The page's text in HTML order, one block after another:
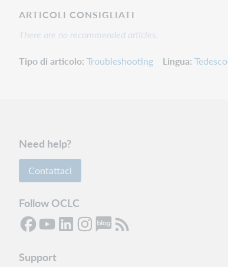
ARTICOLI CONSIGLIATI
There are no recommended articles.
Tipo di articolo Troubleshooting Lingua Tedesco
Need help?
Contattaci
Follow OCLC
Support